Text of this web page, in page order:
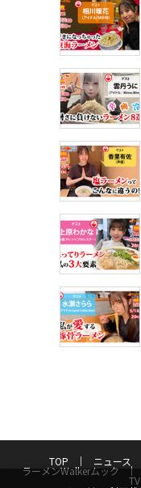
TOP ニュース
ラーメンWalkerムック
TV